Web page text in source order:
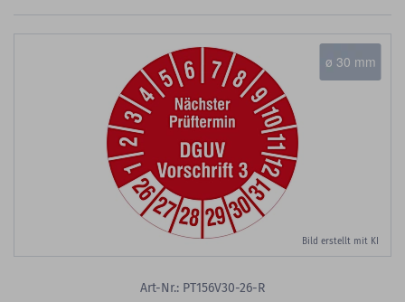
Bild erstellt mit KI
ø 30 mm
Art-Nr.: PT156V30-26-R